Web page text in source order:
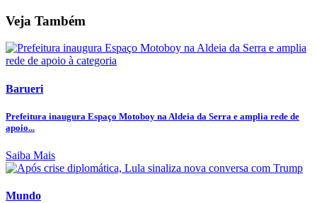
Veja Também
Barueri
Prefeitura inaugura Espaço Motoboy na Aldeia da Serra e amplia rede de
apoio...
Saiba Mais
Mundo